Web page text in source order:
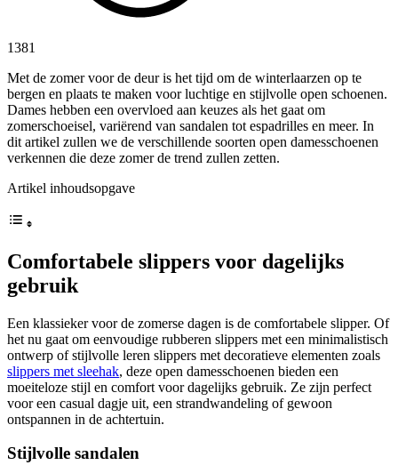
1381
Met de zomer voor de deur is het tijd om de winterlaarzen op te
bergen en plaats te maken voor luchtige en stijlvolle open schoenen.
Dames hebben een overvloed aan keuzes als het gaat om
zomerschoeisel, variërend van sandalen tot espadrilles en meer. In
dit artikel zullen we de verschillende soorten open damesschoenen
verkennen die deze zomer de trend zullen zetten.
Artikel inhoudsopgave
Comfortabele slippers voor dagelijks
gebruik
Een klassieker voor de zomerse dagen is de comfortabele slipper. Of
het nu gaat om eenvoudige rubberen slippers met een minimalistisch
ontwerp of stijlvolle leren slippers met decoratieve elementen zoals
slippers met sleehak, deze open damesschoenen bieden een
moeiteloze stijl en comfort voor dagelijks gebruik. Ze zijn perfect
voor een casual dagje uit, een strandwandeling of gewoon
ontspannen in de achtertuin.
Stijlvolle sandalen